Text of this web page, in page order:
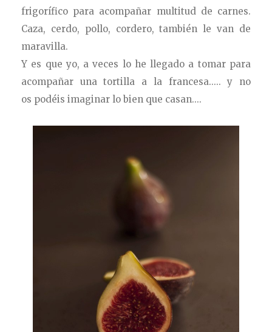
frigorífico para acompañar multitud de carnes.
Caza, cerdo, pollo, cordero, también le van de
maravilla.
Y es que yo, a veces lo he llegado a tomar para
acompañar una tortilla a la francesa..... y no
os podéis imaginar lo bien que casan....